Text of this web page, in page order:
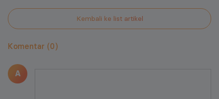
Kembali ke list artikel
Komentar (0)
A